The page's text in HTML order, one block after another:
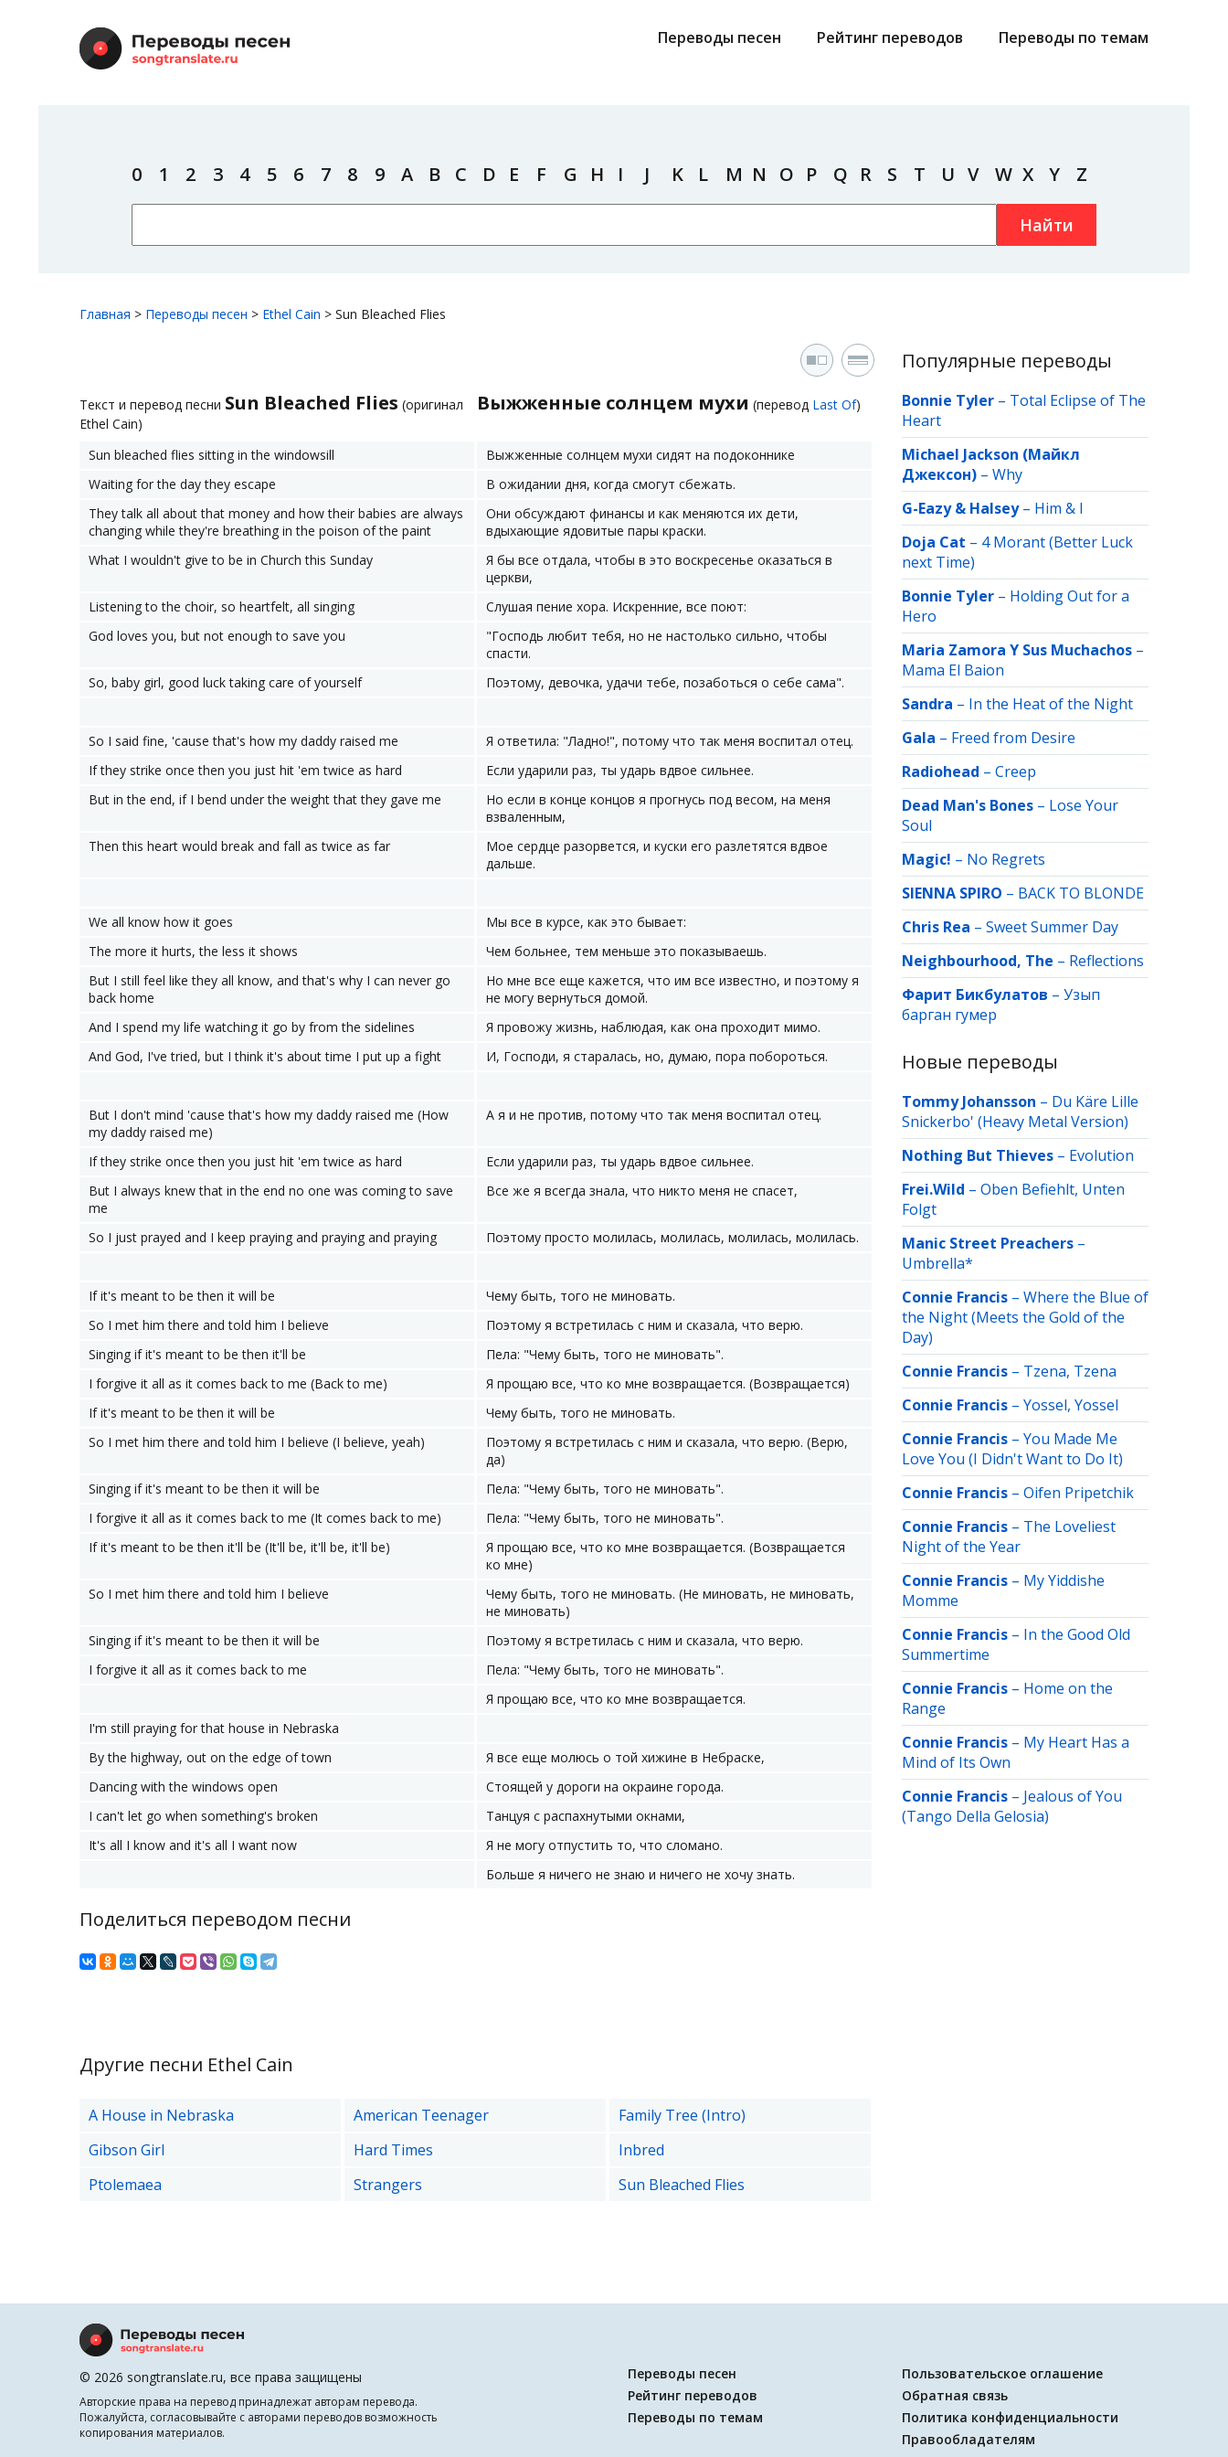
Переводы песен Рейтинг переводов Переводы по темам
0 1 2 3 4 5 6 7 8 9 A B C D E F G H I J K L M N O P Q R S T U V W X Y Z
Найти
Главная > Переводы песен > Ethel Cain > Sun Bleached Flies
Текст и перевод песни Sun Bleached Flies (оригинал
Ethel Cain)
Выжженные солнцем мухи (перевод Last Of)
Sun bleached flies sitting in the windowsill
Выжженные солнцем мухи сидят на подоконнике
Waiting for the day they escape
В ожидании дня, когда смогут сбежать.
They talk all about that money and how their babies are always
changing while they're breathing in the poison of the paint
Они обсуждают финансы и как меняются их дети,
вдыхающие ядовитые пары краски.
What I wouldn't give to be in Church this Sunday
Я бы все отдала, чтобы в это воскресенье оказаться в
церкви,
Listening to the choir, so heartfelt, all singing
Слушая пение хора. Искренние, все поют:
God loves you, but not enough to save you
"Господь любит тебя, но не настолько сильно, чтобы
спасти.
So, baby girl, good luck taking care of yourself
Поэтому, девочка, удачи тебе, позаботься о себе сама".
So I said fine, 'cause that's how my daddy raised me
Я ответила: "Ладно!", потому что так меня воспитал отец.
If they strike once then you just hit 'em twice as hard
Если ударили раз, ты ударь вдвое сильнее.
But in the end, if I bend under the weight that they gave me
Но если в конце концов я прогнусь под весом, на меня
взваленным,
Then this heart would break and fall as twice as far
Мое сердце разорвется, и куски его разлетятся вдвое
дальше.
We all know how it goes
Мы все в курсе, как это бывает:
The more it hurts, the less it shows
Чем больнее, тем меньше это показываешь.
But I still feel like they all know, and that's why I can never go
back home
Но мне все еще кажется, что им все известно, и поэтому я
не могу вернуться домой.
And I spend my life watching it go by from the sidelines
Я провожу жизнь, наблюдая, как она проходит мимо.
And God, I've tried, but I think it's about time I put up a fight
И, Господи, я старалась, но, думаю, пора побороться.
But I don't mind 'cause that's how my daddy raised me (How
my daddy raised me)
А я и не против, потому что так меня воспитал отец.
If they strike once then you just hit 'em twice as hard
Если ударили раз, ты ударь вдвое сильнее.
But I always knew that in the end no one was coming to save
me
Все же я всегда знала, что никто меня не спасет,
So I just prayed and I keep praying and praying and praying Поэтому просто молилась, молилась, молилась, молилась.
If it's meant to be then it will be
Чему быть, того не миновать.
So I met him there and told him I believe
Поэтому я встретилась с ним и сказала, что верю.
Singing if it's meant to be then it'll be
Пела: "Чему быть, того не миновать".
I forgive it all as it comes back to me (Back to me)
Я прощаю все, что ко мне возвращается. (Возвращается)
If it's meant to be then it will be
Чему быть, того не миновать.
So I met him there and told him I believe (I believe, yeah)
Поэтому я встретилась с ним и сказала, что верю. (Верю,
да)
Singing if it's meant to be then it will be
Пела: "Чему быть, того не миновать".
I forgive it all as it comes back to me (It comes back to me)
Пела: "Чему быть, того не миновать".
If it's meant to be then it'll be (It'll be, it'll be, it'll be)
Я прощаю все, что ко мне возвращается. (Возвращается
ко мне)
So I met him there and told him I believe
Чему быть, того не миновать. (Не миновать, не миновать,
не миновать)
Singing if it's meant to be then it will be
Поэтому я встретилась с ним и сказала, что верю.
I forgive it all as it comes back to me
Пела: "Чему быть, того не миновать".
Я прощаю все, что ко мне возвращается.
I'm still praying for that house in Nebraska
By the highway, out on the edge of town
Я все еще молюсь о той хижине в Небраске,
Dancing with the windows open
Стоящей у дороги на окраине города.
I can't let go when something's broken
Танцуя с распахнутыми окнами,
It's all I know and it's all I want now
Я не могу отпустить то, что сломано.
Больше я ничего не знаю и ничего не хочу знать.
Поделиться переводом песни
Другие песни Ethel Cain
A House in Nebraska American Teenager
Family Tree (Intro)
Gibson Girl
Hard Times
Inbred
Ptolemaea
Strangers Sun Bleached Flies
Популярные переводы
Bonnie Tyler – Total Eclipse of The
Heart
Michael Jackson (Майкл
Джексон) – Why
G-Eazy & Halsey– Him & I
Doja Cat – 4 Morant (Better Luck
next Time)
Bonnie Tyler – Holding Out for a
Hero
Maria Zamora Y Sus Muchachos –
Mama El Baion
Sandra – In the Heat of the Night
Gala – Freed from Desire
Radiohead – Creep
Dead Man's Bones – Lose Your
Soul
Magic! – No Regrets
SIENNA SPIRO – BACK TO BLONDE
Chris Rea – Sweet Summer Day
Neighbourhood, The – Reflections
Фарит Бикбулатов – Узып
барган гумер
Новые переводы
Tommy Johansson – Du Käre Lille
Snickerbo' (Heavy Metal Version)
Nothing But Thieves – Evolution
Frei.Wild – Oben Befiehlt, Unten
Folgt
Manic Street Preachers –
Umbrella*
Connie Francis – Where the Blue of
the Night (Meets the Gold of the
Day)
Connie Francis – Tzena, Tzena
Connie Francis – Yossel, Yossel
Connie Francis – You Made Me
Love You (I Didn't Want to Do It)
Connie Francis – Oifen Pripetchik
Connie Francis – The Loveliest
Night of the Year
Connie Francis – My Yiddishe
Momme
Connie Francis – In the Good Old
Summertime
Connie Francis – Home on the
Range
Connie Francis – My Heart Has a
Mind of Its Own
Connie Francis – Jealous of You
(Tango Della Gelosia)
© 2026 songtranslate.ru, все права защищены
Авторские права на перевод принадлежат авторам перевода.
Пожалуйста, согласовывайте с авторами переводов возможность
копирования материалов.
Пользовательское оглашение
Обратная связь
Политика конфиденциальности
Правообладателям
Переводы песен
Рейтинг переводов
Переводы по темам